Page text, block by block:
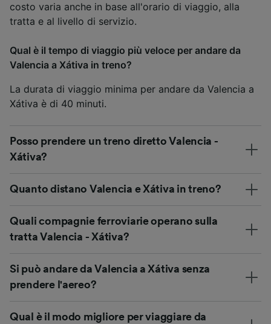
costo varia anche in base all'orario di viaggio, alla
tratta e al livello di servizio.
Qual è il tempo di viaggio più veloce per andare da
Valencia a Xátiva in treno?
La durata di viaggio minima per andare da Valencia a
Xátiva è di 40 minuti.
Posso prendere un treno diretto Valencia -
Xátiva?
Quanto distano Valencia e Xátiva in treno?
Quali compagnie ferroviarie operano sulla
tratta Valencia - Xátiva?
Si può andare da Valencia a Xátiva senza
prendere l'aereo?
Qual è il modo migliore per viaggiare da